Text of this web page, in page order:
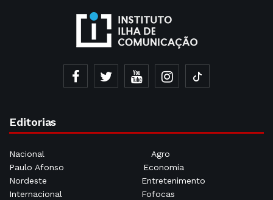
Editorias
Nacional
Agro
Paulo Afonso
Economia
Nordeste
Entretenimento
Internacional
Fofocas